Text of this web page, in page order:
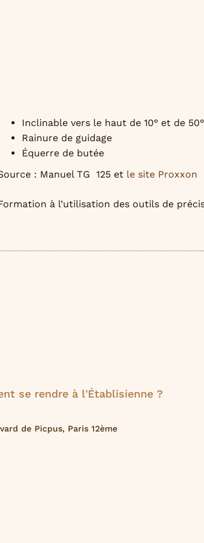
Inclinable vers le haut de 10° et de
Rainure de guidage
Équerre de butée
: Manuel TG 125 et le site Proxxon
à l’utilisation des outils de
se rendre à l'Établisienne ?
de Picpus, Paris 12ème